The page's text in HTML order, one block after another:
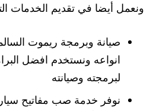
ونعمل أيضا في تقديم الخدمات
صيانة وبرمجة ريموت
انواعه ونستخدم افضل
لبرمجته وصيانته
نوفر خدمة صب مفاتيح